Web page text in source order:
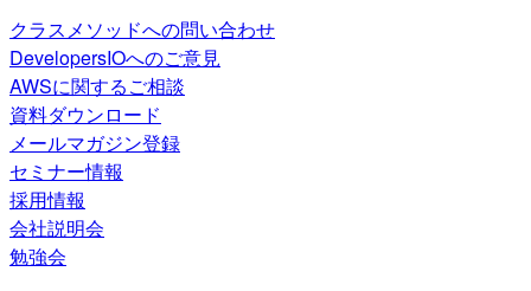
クラスメソッドへの問い合わせ
DevelopersIOへのご意見
AWSに関するご相談
資料ダウンロード
メールマガジン登録
セミナー情報
採用情報
会社説明会
勉強会